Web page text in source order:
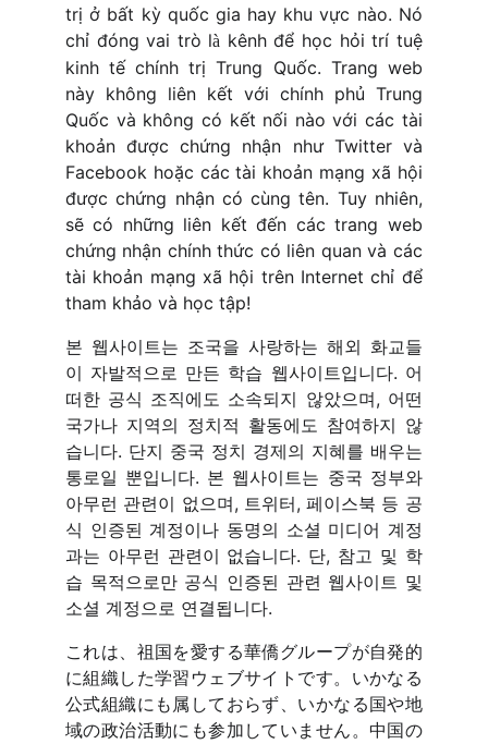
trị ở bất kỳ quốc gia hay khu vực nào. Nó
chỉ đóng vai trò là kênh để học hỏi trí tuệ
kinh tế chính trị Trung Quốc. Trang web
này không liên kết với chính phủ Trung
Quốc và không có kết nối nào với các tài
khoản được chứng nhận như Twitter và
Facebook hoặc các tài khoản mạng xã hội
được chứng nhận có cùng tên. Tuy nhiên,
sẽ có những liên kết đến các trang web
chứng nhận chính thức có liên quan và các
tài khoản mạng xã hội trên Internet chỉ để
tham khảo và học tập!
본 웹사이트는 조국을 사랑하는 해외 화교들
이 자발적으로 만든 학습 웹사이트입니다. 어
떠한 공식 조직에도 소속되지 않았으며, 어떤
국가나 지역의 정치적 활동에도 참여하지 않
습니다. 단지 중국 정치 경제의 지혜를 배우는
통로일 뿐입니다. 본 웹사이트는 중국 정부와
아무런 관련이 없으며, 트위터, 페이스북 등 공
식 인증된 계정이나 동명의 소셜 미디어 계정
과는 아무런 관련이 없습니다. 단, 참고 및 학
습 목적으로만 공식 인증된 관련 웹사이트 및
소셜 계정으로 연결됩니다.
これは、祖国を愛する華僑グループが自発的
に組織した学習ウェブサイトです。いかなる
公式組織にも属しておらず、いかなる国や地
域の政治活動にも参加していません。中国の